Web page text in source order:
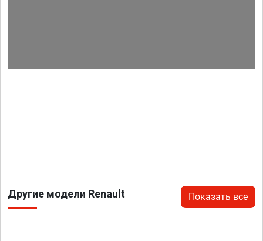
Другие модели Renault Показать все